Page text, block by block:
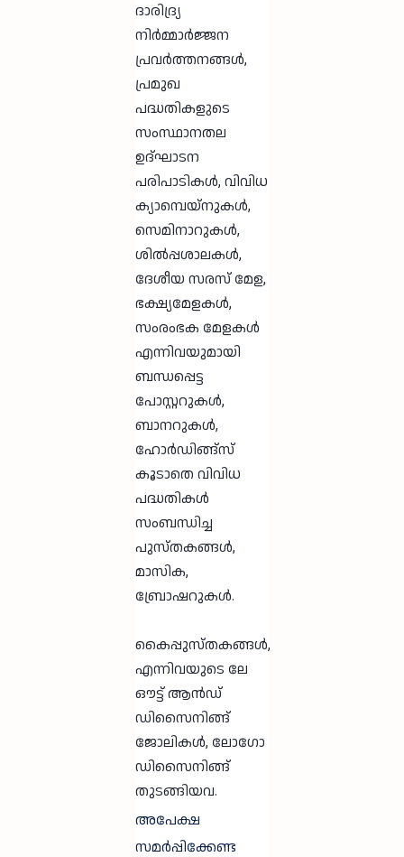
ദാരിദ്ര്യ
നിർമ്മാർജ്ജന
പ്രവർത്തനങ്ങൾ,
പ്രമുഖ
പദ്ധതികളുടെ
സംസ്ഥാനതല
ഉദ്ഘാടന
പരിപാടികൾ, വിവിധ
ക്യാമ്പെയ്നുകൾ,
സെമിനാറുകൾ,
ശിൽപ്പശാലകൾ,
ദേശീയ സരസ് മേള,
ഭക്ഷ്യമേളകൾ,
സംരംഭക മേളകൾ
എന്നിവയുമായി
ബന്ധപ്പെട്ട
പോസ്റ്ററുകൾ,
ബാനറുകൾ,
ഹോർഡിങ്ങ്സ്
കൂടാതെ വിവിധ
പദ്ധതികൾ
സംബന്ധിച്ച
പുസ്തകങ്ങൾ,
മാസിക,
ബ്രോഷറുകൾ.
കൈപ്പുസ്തകങ്ങൾ,
എന്നിവയുടെ ലേ
ഔട്ട് ആൻഡ്
ഡിസൈനിങ്ങ്
ജോലികൾ, ലോഗോ
ഡിസൈനിങ്ങ്
തുടങ്ങിയവ.
അപേക്ഷ
സമർപ്പിക്കേണ്ട